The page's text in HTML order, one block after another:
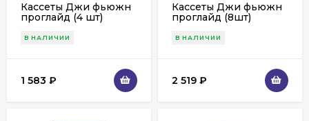
Кассеты Джи фьюжн
проглайд (4 шт)
В НАЛИЧИИ
1 583 ₽
Кассеты Джи фьюжн
проглайд (8шт)
В НАЛИЧИИ
2 519 ₽